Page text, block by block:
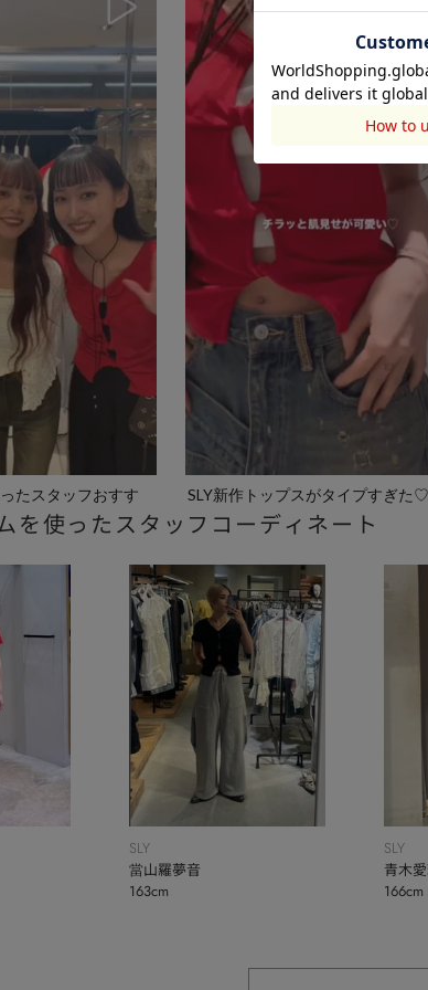
たスタッフおすす
SLY新作トップスがタイプすぎた♡
を使ったスタッフコーディネート
SLY
當山羅夢音
163cm
SLY
青木
166cm